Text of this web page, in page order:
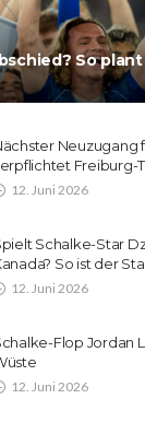
So
Neuzugang
Freiburg-
12. Juni 2026
Schalke-Star
So ist der
12. Juni 2026
Flop Jordan
12. Juni 2026